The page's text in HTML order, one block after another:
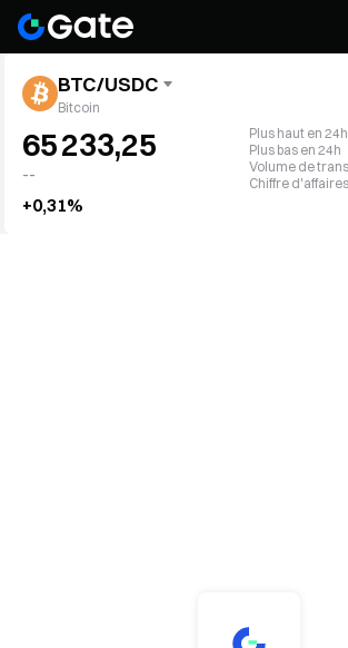
BTC/USDC
Bitcoin
65 233,25
--
+0,31%
Plus haut en 24h
Plus bas en 24h